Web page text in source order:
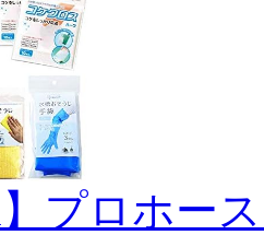
】プロホー